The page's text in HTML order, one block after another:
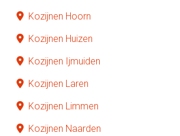
Kozijnen Hoorn
Kozijnen Huizen
Kozijnen Ijmuiden
Kozijnen Laren
Kozijnen Limmen
Kozijnen Naarden